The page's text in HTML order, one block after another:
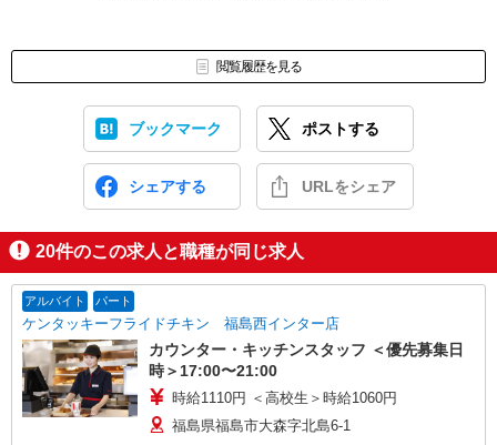
閲覧履歴を見る
ブックマーク ポストする
シェアする URLをシェア
20件のこの求人と職種が同じ求人
アルバイト パート
ケンタッキーフライドチキン 福島西インター店
カウンター・キッチンスタッフ ＜優先募集日
時＞17:00〜21:00
時給1110円 ＜高校生＞時給1060円
福島県福島市大森字北島6-1